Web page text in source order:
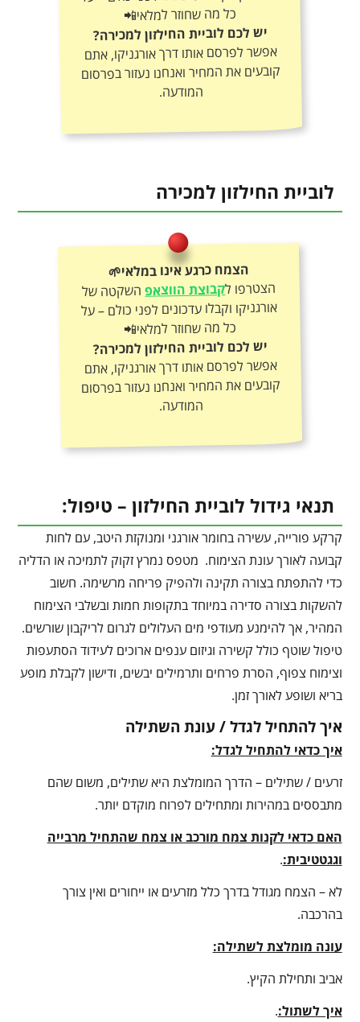
כל מה שחוזר למלאי📲
יש לכם לוביית החילזון למכירה?
אפשר לפרסם אותו דרך אורגניקו, אתם
קובעים את המחיר ואנחנו נעזור בפרסום
המודעה.
לוביית החילזון למכירה
הצמח כרגע אינו במלאי🌱
הצטרפו לקבוצת הווצאפהשקטה של
אורגניקו וקבלו עדכונים לפני כולם – על
כל מה שחוזר למלאי📲
יש לכם לוביית החילזון למכירה?
אפשר לפרסם אותו דרך אורגניקו, אתם
קובעים את המחיר ואנחנו נעזור בפרסום
המודעה.
תנאי גידול לוביית החילזון – טיפול:
קרקע פורייה, עשירה בחומר אורגני ומנוקזת היטב, עם לחות
קבועה לאורך עונת הצימוח. מטפס נמרץ זקוק לתמיכה או הדליה
כדי להתפתח בצורה תקינה ולהפיק פריחה מרשימה. חשוב
להשקות בצורה סדירה במיוחד בתקופות חמות ובשלבי הצימוח
המהיר, אך להימנע מעודפי מים העלולים לגרום לריקבון שורשים.
טיפול שוטף כולל קשירה וגיזום ענפים ארוכים לעידוד הסתעפות
וצימוח צפוף, הסרת פרחים ותרמילים יבשים, ודישון לקבלת מופע
בריא ושופע לאורך זמן.
איך להתחיל לגדל / עונת השתילה
איך כדאי להתחיל לגדל:
זרעים / שתילים – הדרך המומלצת היא שתילים, משום שהם
מתבססים במהירות ומתחילים לפרוח מוקדם יותר.
האם כדאי לקנות צמח מורכב או צמח שהתחיל מרבייה
וגגטטיבית:.
לא – הצמח מגודל בדרך כלל מזרעים או ייחורים ואין צורך
בהרכבה.
עונה מומלצת לשתילה:
אביב ותחילת הקיץ.
איך לשתול:.